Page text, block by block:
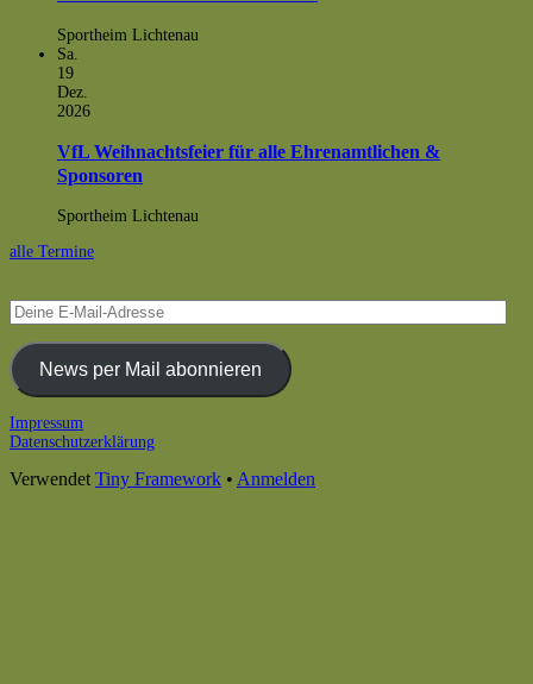
Sportheim Lichtenau
Sa.
19
Dez.
2026
VfL Weihnachtsfeier für alle Ehrenamtlichen &
Sponsoren
Sportheim Lichtenau
alle Termine
Deine
E-
Mail-
AdresseNews per Mail abonnieren
Footer
Impressum
Datenschutzerklärung
Verwendet Tiny Framework • Anmelden